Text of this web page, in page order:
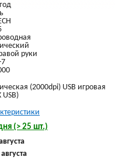
руки
(2000dpi) USB игровая
USB)
(> 25 шт.)